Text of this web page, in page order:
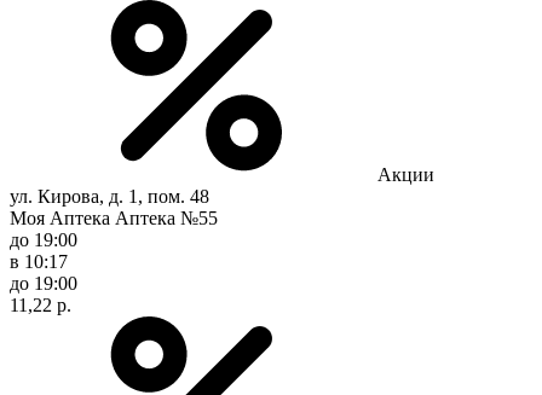
Акции
ул. Кирова, д. 1, пом. 48
Моя Аптека Аптека №55
до 19:00
в 10:17
до 19:00
11,22 р.